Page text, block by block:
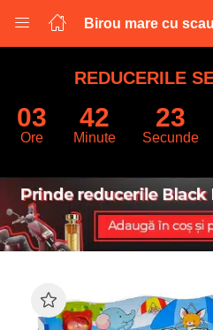
LOGARE
Introduceti numele de utilizator și
REDUCERILE
03
Ore
42
Minute
22
Secunde